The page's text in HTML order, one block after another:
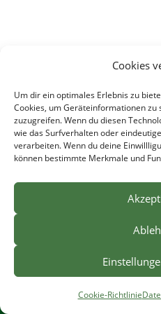
Cookies
Um dir ein optimales Erlebnis zu
Cookies, um Geräteinformationen
zuzugreifen. Wenn du diesen
wie das Surfverhalten oder
verarbeiten. Wenn du deine
können bestimmte Merkmale und
Cookie-Richtlinie
Sprechzeiten
Impressum
Copyright 2026 -